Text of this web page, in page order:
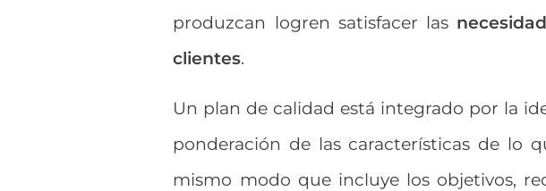
produzcan logren satisfacer las
clientes.
Un plan de calidad está integrado por la
ponderación de las características de lo
mismo modo que incluye los objetivos,